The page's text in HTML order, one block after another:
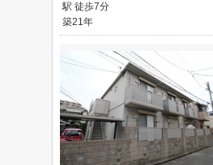
駅 徒歩7分
築21年